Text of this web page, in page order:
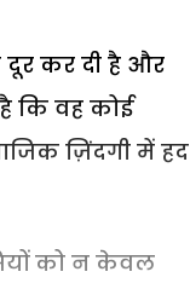
कर दी है और
कि वह कोई
ज़िंदगी में हद
को न केवल